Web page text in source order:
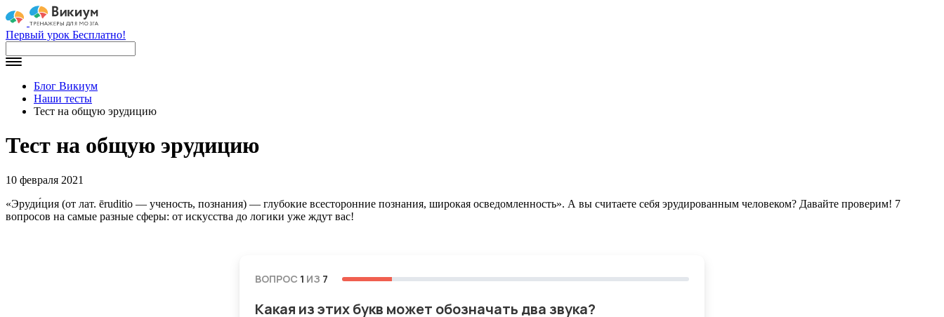
Первый урок Бесплатно!
Блог Викиум
Наши тесты
Тест на общую эрудицию
Тест на общую эрудицию
10 февраля 2021
«Эруди́ция (от лат. ēruditio — ученость, познания) — глубокие всесторонние познания, широкая осведомленность». А вы считаете себя эрудированным человеком? Давайте проверим! 7
вопросов на самые разные сферы: от искусства до логики уже ждут вас!